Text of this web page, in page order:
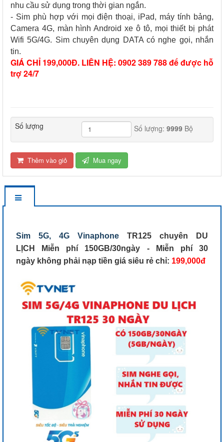
nhu cầu sử dụng trong thời gian ngắn.
- Sim phù hợp với mọi điện thoại, iPad, máy tính bảng,
Camera 4G, màn hình Android xe ô tô, mọi thiết bị phát
Wifi 5G/4G. Sim chuyên dụng DATA có nghe gọi, nhắn
tin.
GIÁ CHỈ 199,000Đ. LIÊN HỆ: 0902 389 788 để được hỗ
trợ 24/7
Số lượng Số lượng: 9999Bộ
Thêm vào giỏ Mua ngay
Sim 5G, 4G Vinaphone TR125 chuyên DU
LỊCH Miễn phí 150GB/30ngày - Miễn phí 30
ngày không phải nạp tiền giá siêu rẻ chỉ: 199,000đ